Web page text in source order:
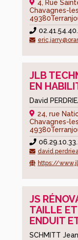
4, Rue
Chavagnes-
49380
JLB
EN
David
24, rue
Chavagnes-
49380
https://
JS
TAILLE
ENDUIT
SCHMITT Jean